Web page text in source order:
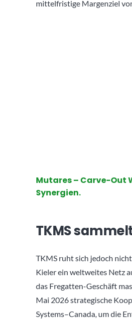
mittelfristige Margenziel
Mutares – Carve-Out
Synergien.
TKMS
TKMS ruht sich jedoch
Kieler ein weltweites Netz
das Fregatten-Geschäft
Mai 2026 strategische
Systems–Canada, um die